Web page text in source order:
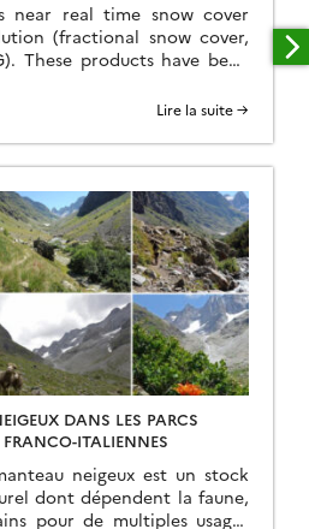
near real time snow cover
(fractional snow cover,
These products have been
Data Space Ecosystem
very useful to explore the
Lire la suite →
DANS LES PARCS
FRANCO-ITALIENNES
neigeux est un stock
dont dépendent la faune,
pour de multiples usages